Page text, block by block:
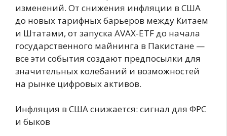
изменений. От снижения инфляции в США
до новых тарифных барьеров между Китаем
и Штатами, от запуска AVAX-ETF до начала
государственного майнинга в Пакистане —
все эти события создают предпосылки для
значительных колебаний и возможностей
на рынке цифровых активов.
Инфляция в США снижается: сигнал для ФРС
и быков